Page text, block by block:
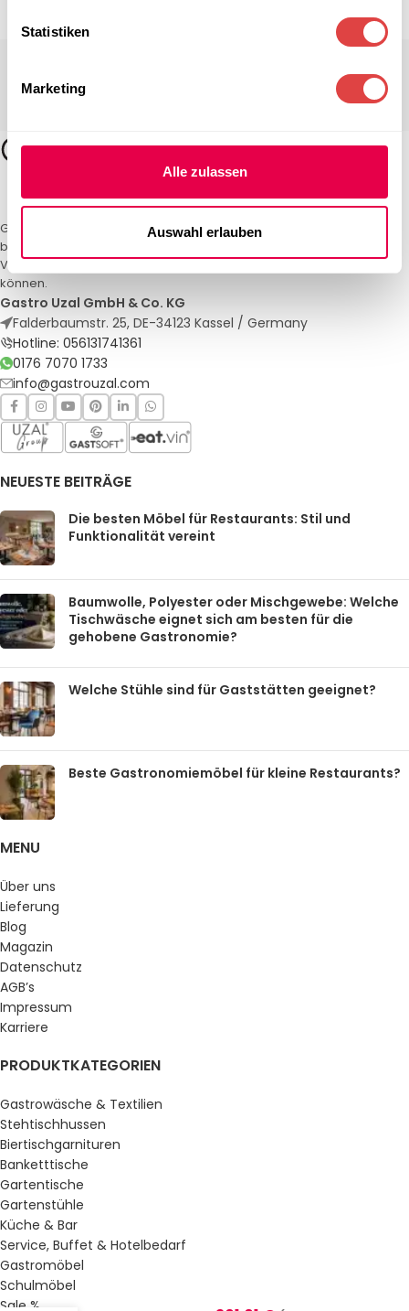
Statistiken
Marketing
Alle zulassen
Auswahl erlauben
Gastro Uzal – Ihr Spezialist für Gastronomiemöbel und -textilien. Wir
bieten maßgeschneiderte Lösungen für Restaurants, Hotels und
Veranstaltungen. Qualität und Service, auf die Sie sich verlassen
können.
Gastro Uzal GmbH & Co. KG
Falderbaumstr. 25, DE-34123 Kassel / Germany
Hotline: 056131741361
0176 7070 1733
info@gastrouzal.com
NEUESTE BEITRÄGE
Die besten Möbel für Restaurants: Stil und
Funktionalität vereint
Baumwolle, Polyester oder Mischgewebe: Welche
Tischwäsche eignet sich am besten für die
gehobene Gastronomie?
Welche Stühle sind für Gaststätten geeignet?
Beste Gastronomiemöbel für kleine Restaurants?
MENU
Über uns
Lieferung
Blog
Magazin
Datenschutz
AGB’s
Impressum
Karriere
PRODUKTKATEGORIEN
Gastrowäsche & Textilien
Stehtischhussen
Biertischgarnituren
Banketttische
Gartentische
Gartenstühle
Küche & Bar
Service, Buffet & Hotelbedarf
Gastromöbel
Schulmöbel
Sale %